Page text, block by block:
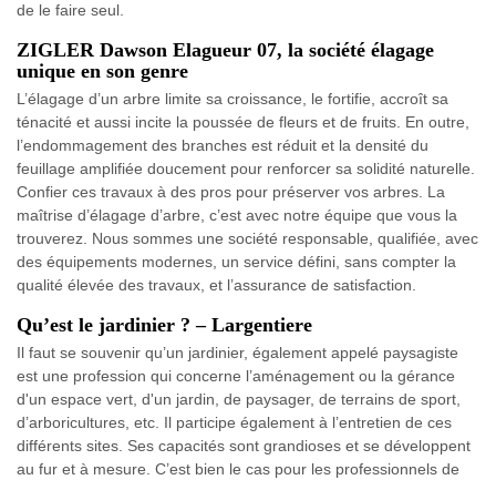
de le faire seul.
ZIGLER Dawson Elagueur 07, la société élagage
unique en son genre
L’élagage d’un arbre limite sa croissance, le fortifie, accroît sa
ténacité et aussi incite la poussée de fleurs et de fruits. En outre,
l’endommagement des branches est réduit et la densité du
feuillage amplifiée doucement pour renforcer sa solidité naturelle.
Confier ces travaux à des pros pour préserver vos arbres. La
maîtrise d’élagage d’arbre, c’est avec notre équipe que vous la
trouverez. Nous sommes une société responsable, qualifiée, avec
des équipements modernes, un service défini, sans compter la
qualité élevée des travaux, et l’assurance de satisfaction.
Qu’est le jardinier ? – Largentiere
Il faut se souvenir qu’un jardinier, également appelé paysagiste
est une profession qui concerne l’aménagement ou la gérance
d'un espace vert, d'un jardin, de paysager, de terrains de sport,
d’arboricultures, etc. Il participe également à l’entretien de ces
différents sites. Ses capacités sont grandioses et se développent
au fur et à mesure. C’est bien le cas pour les professionnels de